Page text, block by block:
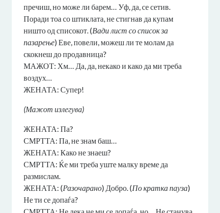
пречиш, но може ли барем… Уф, да, се сетив.
Поради тоа со штиклата, не стигнав да купам
ништо од списокот. (Вади лист со список за
пазарење) Еве, повели, можеш ли те молам да
скокнеш до продавница?
МАЖОТ: Хм… Да, да, некако и како да ми треба
воздух…
ЖЕНАТА: Супер!
(Мажот излегува)
ЖЕНАТА: Па?
СМРТТА: Па, не знам баш…
ЖЕНАТА: Како не знаеш?
СМРТТА: Ќе ми треба уште малку време да
размислам.
ЖЕНАТА: (Разочарано) Добро. (По кратка пауза)
Не ти се допаѓа?